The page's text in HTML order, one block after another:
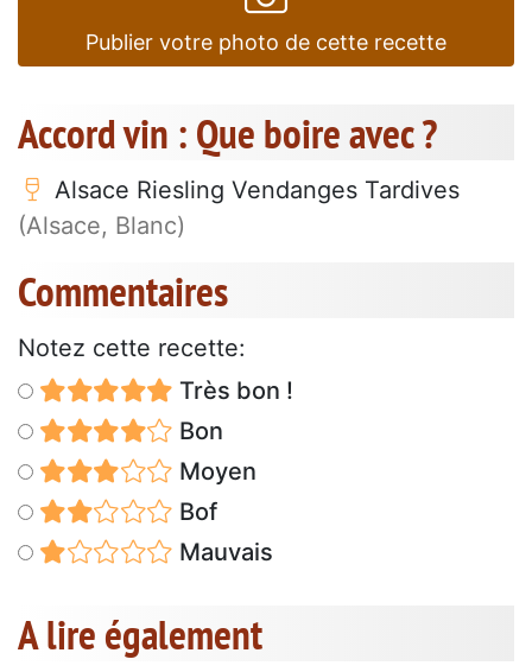
Publier votre photo de cette recette
Accord vin : Que boire avec ?
Alsace Riesling Vendanges Tardives
(Alsace, Blanc)
Commentaires
Notez cette recette:
Très bon !
Bon
Moyen
Bof
Mauvais
A lire également